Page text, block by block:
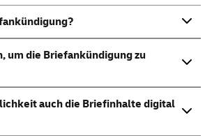
um die Briefankündigung zu
auch die Briefinhalte digital